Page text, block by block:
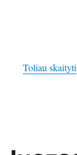
Toliau skaityti